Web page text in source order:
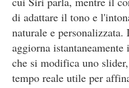
di adattare il tono e
naturale e
aggiorna
che si modifica uno
tempo reale utile per